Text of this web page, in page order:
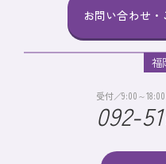
お問い合わせ
福
受付／9:00～
092-